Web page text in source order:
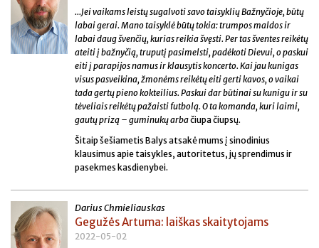
...Jei vaikams leistų sugalvoti savo taisyklių Bažnyčioje, būtų
labai gerai. Mano taisyklė būtų tokia: trumpos maldos ir
labai daug švenčių, kurias reikia švęsti. Per tas šventes reikėtų
ateiti į bažnyčią, truputį pasimelsti, padėkoti Dievui, o paskui
eiti į parapijos namus ir klausytis koncerto. Kai jau kunigas
visus pasveikina, žmonėms reikėtų eiti gerti kavos, o vaikai
tada gertų pieno kokteilius. Paskui dar būtinai su kunigu ir su
tėveliais reikėtų pažaisti futbolą. O ta komanda, kuri laimi,
gautų prizą – guminukų arbačiupa čiupsų.
Šitaip šešiametis Balys atsakė mums į sinodinius
klausimus apie taisykles, autoritetus, jų sprendimus ir
pasekmes kasdienybei.
Darius Chmieliauskas
Gegužės Artuma: laiškas skaitytojams
2022-05-02